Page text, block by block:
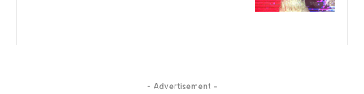
- Advertisement -